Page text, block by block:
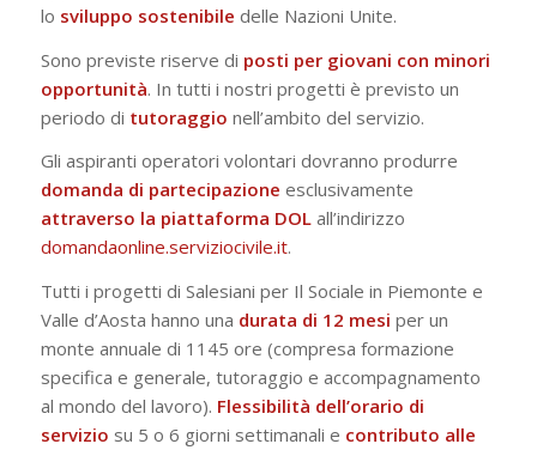
lo sviluppo sostenibile delle Nazioni Unite.
Sono previste riserve di posti per giovani con minori
opportunità. In tutti i nostri progetti è previsto un
periodo di tutoraggio nell’ambito del servizio.
Gli aspiranti operatori volontari dovranno produrre
domanda di partecipazione esclusivamente
attraverso la piattaforma DOL all’indirizzo
domandaonline.serviziocivile.it.
Tutti i progetti di Salesiani per Il Sociale in Piemonte e
Valle d’Aosta hanno una durata di 12 mesi per un
monte annuale di 1145 ore (compresa formazione
specifica e generale, tutoraggio e accompagnamento
al mondo del lavoro). Flessibilità dell’orario di
servizio su 5 o 6 giorni settimanali e contributo alle